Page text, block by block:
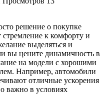
решение о покупке
к комфорту и
выделяться и
вы цените динамичность в
на модели с хорошими
Например, автомобили
отличные ускорения
важно в условиях